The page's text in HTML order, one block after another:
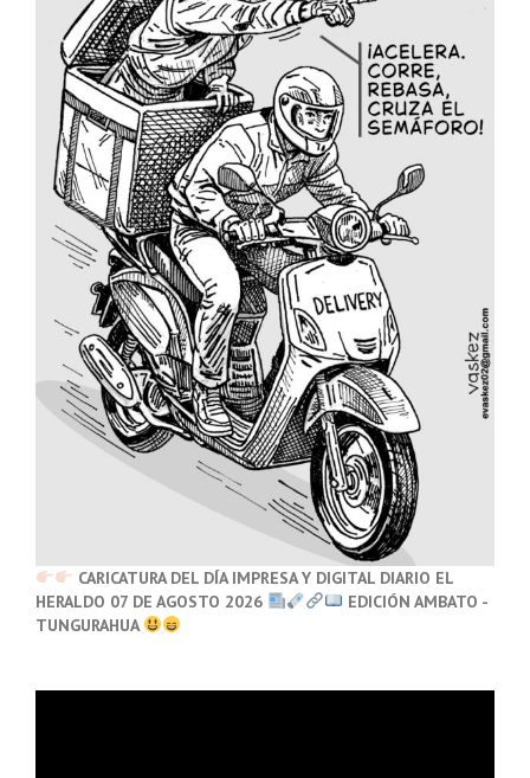
CARICATURA DEL DÍA IMPRESA Y DIGITAL DIARIO EL
HERALDO 07 DE AGOSTO 2026
EDICIÓN AMBATO -
TUNGURAHUA